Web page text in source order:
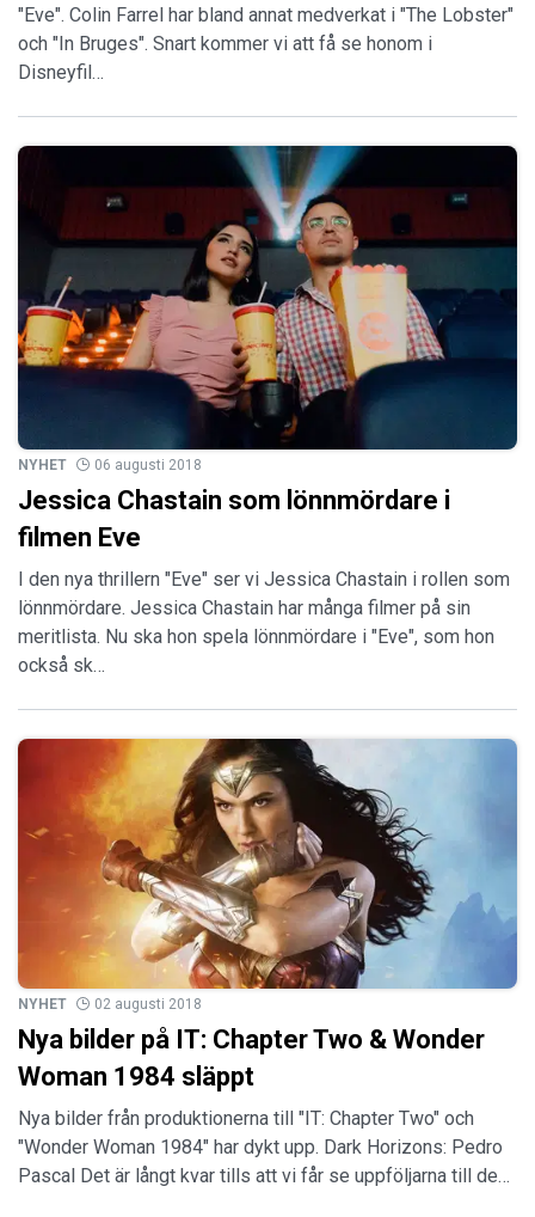
"Eve". Colin Farrel har bland annat medverkat i "The Lobster"
och "In Bruges". Snart kommer vi att få se honom i
Disneyfil…
NYHET 06 augusti 2018
Jessica Chastain som lönnmördare i
filmen Eve
I den nya thrillern "Eve" ser vi Jessica Chastain i rollen som
lönnmördare. Jessica Chastain har många filmer på sin
meritlista. Nu ska hon spela lönnmördare i "Eve", som hon
också sk…
NYHET 02 augusti 2018
Nya bilder på IT: Chapter Two & Wonder
Woman 1984 släppt
Nya bilder från produktionerna till "IT: Chapter Two" och
"Wonder Woman 1984" har dykt upp. Dark Horizons: Pedro
Pascal Det är långt kvar tills att vi får se uppföljarna till de…